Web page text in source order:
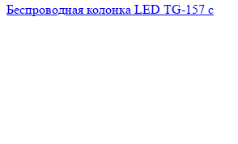
Беспроводная колонка LED TG-157 с